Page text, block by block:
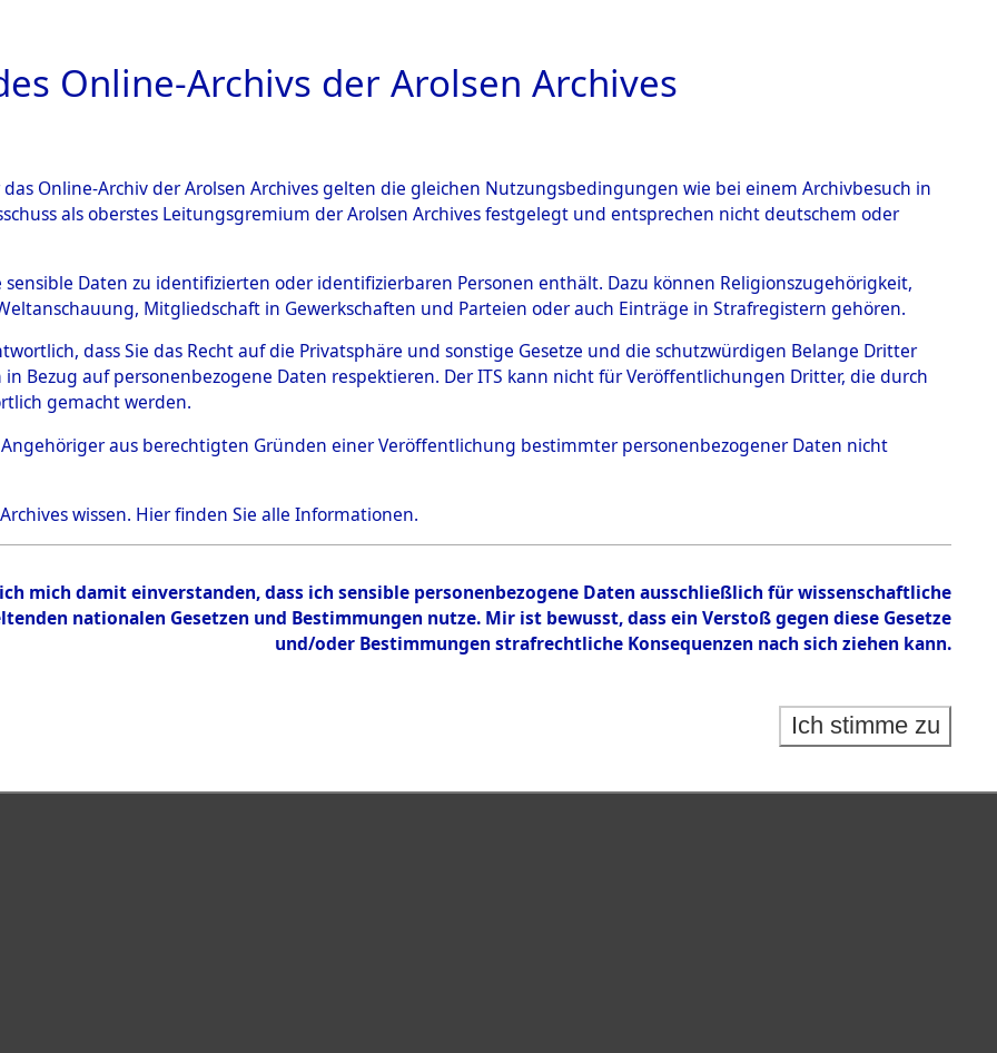
ARCHIVALE ÜBERSICHT BILD
0043 (108007322)
Person JAKOBS, WILLEM AREND
Bestand
Online-Archivs der Arolsen Archives
Online-Archiv der Arolsen Archives gelten die gleichen Nutzungsbedingungen wie bei einem Archivbesuch in
als oberstes Leitungsgremium der Arolsen Archives festgelegt und entsprechen nicht deutschem oder
sensible Daten zu identifizierten oder identifizierbaren Personen enthält. Dazu können Religionszugehörigkeit,
Mitgliedschaft in Gewerkschaften und Parteien oder auch Einträge in Strafregistern gehören.
dass Sie das Recht auf die Privatsphäre und sonstige Gesetze und die schutzwürdigen Belange Dritter
Bezug auf personenbezogene Daten respektieren. Der ITS kann nicht für Veröffentlichungen Dritter, die durch
gemacht werden.
Angehöriger aus berechtigten Gründen einer Veröffentlichung bestimmter personenbezogener Daten nicht
wissen. Hierfinden Sie alle Informationen.
mich damit einverstanden, dass ich sensible personenbezogene Daten ausschließlich für wissenschaftliche
nationalen Gesetzen und Bestimmungen nutze. Mir ist bewusst, dass ein Verstoß gegen diese Gesetze
und/oder Bestimmungen strafrechtliche Konsequenzen nach sich ziehen kann.
Ich stimme zu